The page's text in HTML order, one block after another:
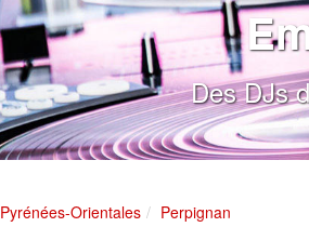
Des DJs
Pyrénées-Orientales Perpignan